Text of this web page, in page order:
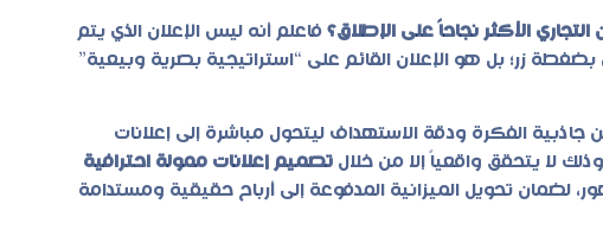
التجاري الأكثر نجاحاً على الإطلاق؟ فاعلم أنه ليس الإعلان الذي يتم
بضغطة زر؛ بل هو الإعلان القائم على “استراتيجية بصرية وبيعية”
جاذبية الفكرة ودقة الاستهداف ليتحول مباشرة إلى إعلانات
لا يتحقق واقعياً إلا من خلال تصميم إعلانات ممولة احترافية
لضمان تحويل الميزانية المدفوعة إلى أرباح حقيقية ومستدامة